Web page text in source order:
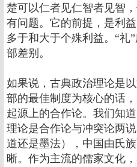
楚可以仁者见仁智者见智
有问题。它的前提，是利
多于和大于个殊利益。“礼
部差别。
如果说，古典政治理论是
部的最佳制度为核心的话
起源上的合作论。我们知
理论是合作论与冲突论两
道还是墨法），中国由氏
晰。作为主流的儒家文化